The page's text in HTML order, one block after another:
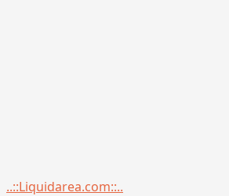
Menu
..::Liquidarea.com::..